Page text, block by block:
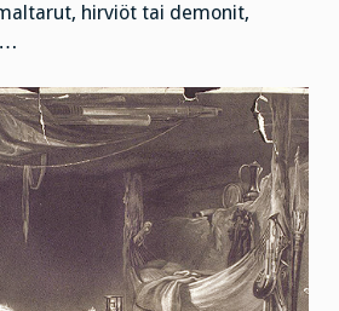
hirviöt tai demonit,